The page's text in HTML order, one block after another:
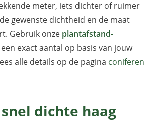
meter, iets dichter of ruimer
gewenste dichtheid en de maat
Gebruik onze plantafstand-
exact aantal op basis van jouw
alle details op de pagina coniferen
dichte haag